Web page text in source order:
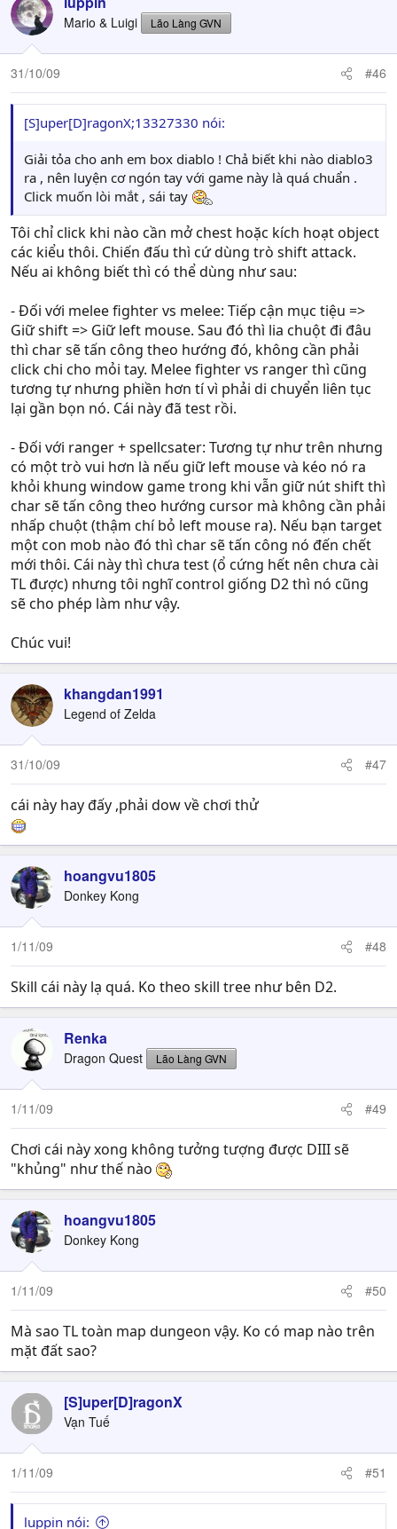
Mario & Luigi Lão Làng GVN
31/10/09 #46
[S]uper[D]ragonX;13327330 nói:
Giải tỏa cho anh em box diablo ! Chả biết khi nào diablo3
ra , nên luyện cơ ngón tay với game này là quá chuẩn .
Click muốn lòi mắt , sái tay
Tôi chỉ click khi nào cần mở chest hoặc kích hoạt object
các kiểu thôi. Chiến đấu thì cứ dùng trò shift attack.
Nếu ai không biết thì có thể dùng như sau:
- Đối với melee fighter vs melee: Tiếp cận mục tiệu =>
Giữ shift => Giữ left mouse. Sau đó thì lia chuột đi đâu
thì char sẽ tấn công theo hướng đó, không cần phải
click chi cho mỏi tay. Melee fighter vs ranger thì cũng
tương tự nhưng phiền hơn tí vì phải di chuyển liên tục
lại gần bọn nó. Cái này đã test rồi.
- Đối với ranger + spellcsater: Tương tự như trên nhưng
có một trò vui hơn là nếu giữ left mouse và kéo nó ra
khỏi khung window game trong khi vẫn giữ nút shift thì
char sẽ tấn công theo hướng cursor mà không cần phải
nhấp chuột (thậm chí bỏ left mouse ra). Nếu bạn target
một con mob nào đó thì char sẽ tấn công nó đến chết
mới thôi. Cái này thì chưa test (ổ cứng hết nên chưa cài
TL được) nhưng tôi nghĩ control giống D2 thì nó cũng
sẽ cho phép làm như vậy.
Chúc vui!
khangdan1991
Legend of Zelda
31/10/09 #47
cái này hay đấy ,phải dow về chơi thử
hoangvu1805
Donkey Kong
1/11/09 #48
Skill cái này lạ quá. Ko theo skill tree như bên D2.
Renka
Dragon Quest Lão Làng GVN
1/11/09 #49
Chơi cái này xong không tưởng tượng được DIII sẽ
"khủng" như thế nào
hoangvu1805
Donkey Kong
1/11/09 #50
Mà sao TL toàn map dungeon vậy. Ko có map nào trên
mặt đất sao?
[S]uper[D]ragonX
Vạn Tuế
1/11/09 #51
luppin nói: